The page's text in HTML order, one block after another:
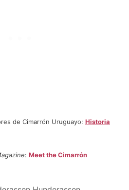
de Cimarrón Uruguayo: Historia
: Meet the Cimarrón